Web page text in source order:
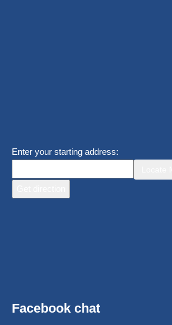
Enter your starting address:
Facebook chat